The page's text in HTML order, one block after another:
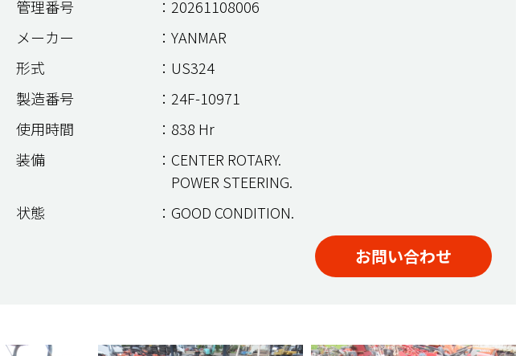
管理番号
：20261108006
メーカー
：YANMAR
形式
：US324
製造番号
：24F-10971
使用時間
：838 Hr
装備
：CENTER ROTARY.
POWER STEERING.
状態
：GOOD CONDITION.
お問い合わせ